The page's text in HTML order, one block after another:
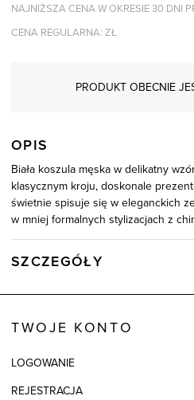
NAJNIŻSZA CENA W OKRESIE 30 DNI
CENA REGULARNA: ZŁ
PRODUKT OBECNIE
OPIS
Biała koszula męska w delikatny
klasycznym kroju, doskonale
świetnie spisuje się w eleganckich
w mniej formalnych stylizacjach z
SZCZEGÓŁY
TWOJE KONTO
LOGOWANIE
REJESTRACJA